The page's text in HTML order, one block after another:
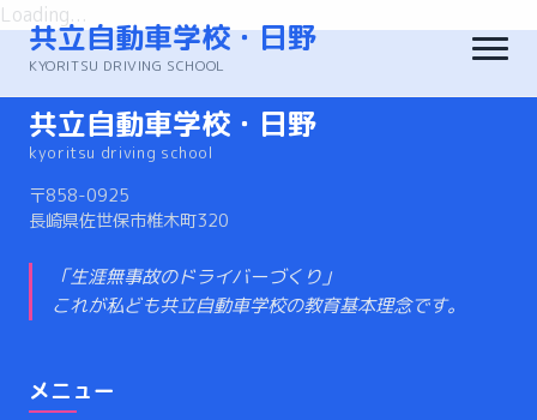
共立自動車学校・日野
KYORITSU DRIVING SCHOOL
ホーム
各種講習
在校生
会社概要
Loading...
共立自動車学校・日野
kyoritsu driving school
〒858-0925
長崎県佐世保市椎木町320
「生涯無事故のドライバーづくり」
これが私ども共立自動車学校の教育基本理念です。
メニュー